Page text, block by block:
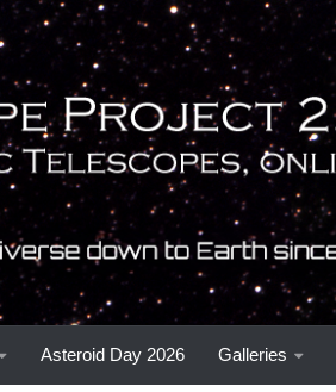
Asteroid Day 2026 Galleries